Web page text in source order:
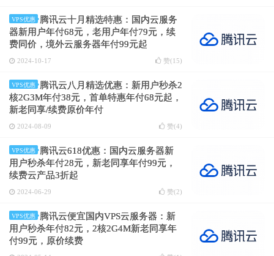
VPS优惠
腾讯云十月精选特惠：国内云服务
器新用户年付68元，老用户年付79元，续
费同价，境外云服务器年付99元起
2024-10-17 赞(15)
VPS优惠
腾讯云八月精选优惠：新用户秒杀2
核2G3M年付38元，首单特惠年付68元起，
新老同享/续费原价年付
2024-08-09 赞(4)
VPS优惠
腾讯云618优惠：国内云服务器新
用户秒杀年付28元，新老同享年付99元，
续费云产品3折起
2024-06-29 赞(2)
VPS优惠
腾讯云便宜国内VPS云服务器：新
用户秒杀年付82元，2核2G4M新老同享年
付99元，原价续费